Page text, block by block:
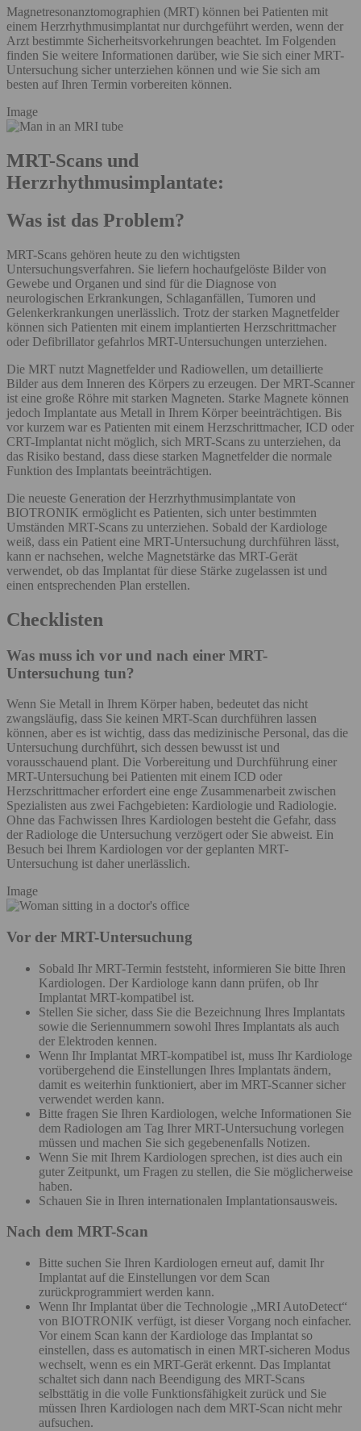
Magnetresonanztomographien (MRT) können bei Patienten mit
einem Herzrhythmusimplantat nur durchgeführt werden, wenn der
Arzt bestimmte Sicherheitsvorkehrungen beachtet. Im Folgenden
finden Sie weitere Informationen darüber, wie Sie sich einer MRT-
Untersuchung sicher unterziehen können und wie Sie sich am
besten auf Ihren Termin vorbereiten können.
Image
MRT-Scans und
Herzrhythmusimplantate:
Was ist das Problem?
MRT-Scans gehören heute zu den wichtigsten
Untersuchungsverfahren. Sie liefern hochaufgelöste Bilder von
Gewebe und Organen und sind für die Diagnose von
neurologischen Erkrankungen, Schlaganfällen, Tumoren und
Gelenkerkrankungen unerlässlich. Trotz der starken Magnetfelder
können sich Patienten mit einem implantierten Herzschrittmacher
oder Defibrillator gefahrlos MRT-Untersuchungen unterziehen.
Die MRT nutzt Magnetfelder und Radiowellen, um detaillierte
Bilder aus dem Inneren des Körpers zu erzeugen. Der MRT-Scanner
ist eine große Röhre mit starken Magneten. Starke Magnete können
jedoch Implantate aus Metall in Ihrem Körper beeinträchtigen. Bis
vor kurzem war es Patienten mit einem Herzschrittmacher, ICD oder
CRT-Implantat nicht möglich, sich MRT-Scans zu unterziehen, da
das Risiko bestand, dass diese starken Magnetfelder die normale
Funktion des Implantats beeinträchtigen.
Die neueste Generation der Herzrhythmusimplantate von
BIOTRONIK ermöglicht es Patienten, sich unter bestimmten
Umständen MRT-Scans zu unterziehen. Sobald der Kardiologe
weiß, dass ein Patient eine MRT-Untersuchung durchführen lässt,
kann er nachsehen, welche Magnetstärke das MRT-Gerät
verwendet, ob das Implantat für diese Stärke zugelassen ist und
einen entsprechenden Plan erstellen.
Checklisten
Was muss ich vor und nach einer MRT-
Untersuchung tun?
Wenn Sie Metall in Ihrem Körper haben, bedeutet das nicht
zwangsläufig, dass Sie keinen MRT-Scan durchführen lassen
können, aber es ist wichtig, dass das medizinische Personal, das die
Untersuchung durchführt, sich dessen bewusst ist und
vorausschauend plant. Die Vorbereitung und Durchführung einer
MRT-Untersuchung bei Patienten mit einem ICD oder
Herzschrittmacher erfordert eine enge Zusammenarbeit zwischen
Spezialisten aus zwei Fachgebieten: Kardiologie und Radiologie.
Ohne das Fachwissen Ihres Kardiologen besteht die Gefahr, dass
der Radiologe die Untersuchung verzögert oder Sie abweist. Ein
Besuch bei Ihrem Kardiologen vor der geplanten MRT-
Untersuchung ist daher unerlässlich.
Image
Vor der MRT-Untersuchung
Sobald Ihr MRT-Termin feststeht, informieren Sie bitte Ihren
Kardiologen. Der Kardiologe kann dann prüfen, ob Ihr
Implantat MRT-kompatibel ist.
Stellen Sie sicher, dass Sie die Bezeichnung Ihres Implantats
sowie die Seriennummern sowohl Ihres Implantats als auch
der Elektroden kennen.
Wenn Ihr Implantat MRT-kompatibel ist, muss Ihr Kardiologe
vorübergehend die Einstellungen Ihres Implantats ändern,
damit es weiterhin funktioniert, aber im MRT-Scanner sicher
verwendet werden kann.
Bitte fragen Sie Ihren Kardiologen, welche Informationen Sie
dem Radiologen am Tag Ihrer MRT-Untersuchung vorlegen
müssen und machen Sie sich gegebenenfalls Notizen.
Wenn Sie mit Ihrem Kardiologen sprechen, ist dies auch ein
guter Zeitpunkt, um Fragen zu stellen, die Sie möglicherweise
haben.
Schauen Sie in Ihren internationalen Implantationsausweis.
Nach dem MRT-Scan
Bitte suchen Sie Ihren Kardiologen erneut auf, damit Ihr
Implantat auf die Einstellungen vor dem Scan
zurückprogrammiert werden kann.
Wenn Ihr Implantat über die Technologie „MRI AutoDetect“
von BIOTRONIK verfügt, ist dieser Vorgang noch einfacher.
Vor einem Scan kann der Kardiologe das Implantat so
einstellen, dass es automatisch in einen MRT-sicheren Modus
wechselt, wenn es ein MRT-Gerät erkennt. Das Implantat
schaltet sich dann nach Beendigung des MRT-Scans
selbsttätig in die volle Funktionsfähigkeit zurück und Sie
müssen Ihren Kardiologen nach dem MRT-Scan nicht mehr
aufsuchen.